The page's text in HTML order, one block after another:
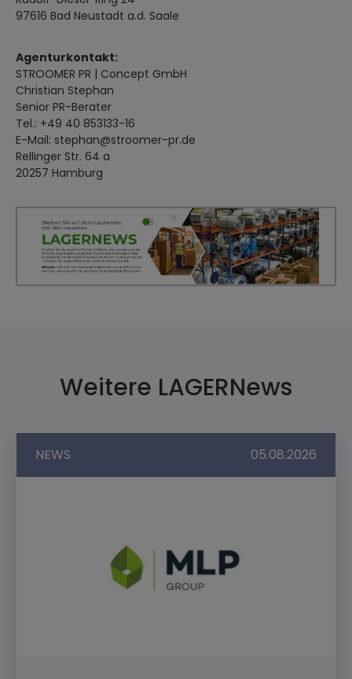
97616 Bad Neustadt a.d. Saale
Agenturkontakt:
STROOMER PR | Concept GmbH
Christian Stephan
Senior PR-Berater
Tel.: +49 40 853133-16
E-Mail: stephan@stroomer-pr.de
Rellinger Str. 64 a
20257 Hamburg
Weitere LAGERNews
NEWS 05.08.2026